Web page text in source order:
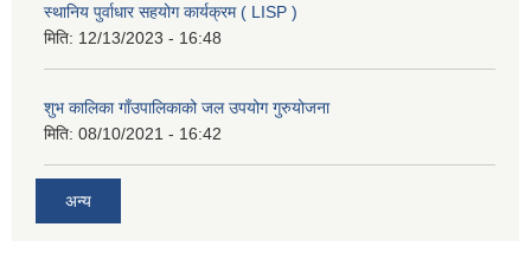
स्थानिय पुर्वाधार सहयोग कार्यक्रम ( LISP )
मिति: 12/13/2023 - 16:48
शुभ कालिका गाँउपालिकाको जल उपयोग गुरुयोजना
मिति: 08/10/2021 - 16:42
अन्य